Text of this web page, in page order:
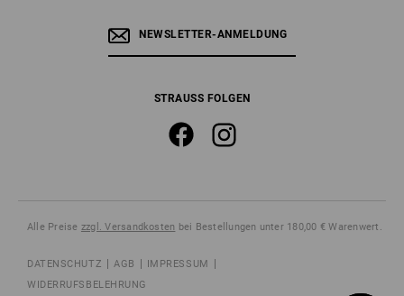
NEWSLETTER-ANMELDUNG
STRAUSS FOLGEN
Alle Preise zzgl. Versandkosten bei Bestellungen unter 180,00 € Warenwert.
DATENSCHUTZ AGB
IMPRESSUM
WIDERRUFSBELEHRUNG